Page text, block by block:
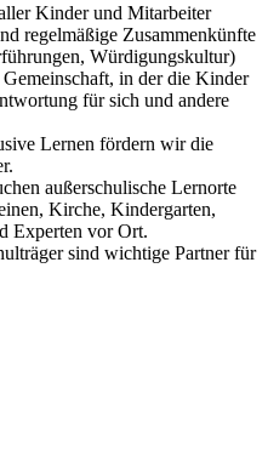
Kinder und Mitarbeiter
regelmäßige Zusammenkünfte
Würdigungskultur)
in der die Kinder
für sich und andere
Lernen fördern wir die
außerschulische Lernorte
Kirche, Kindergarten,
Experten vor Ort.
sind wichtige Partner für